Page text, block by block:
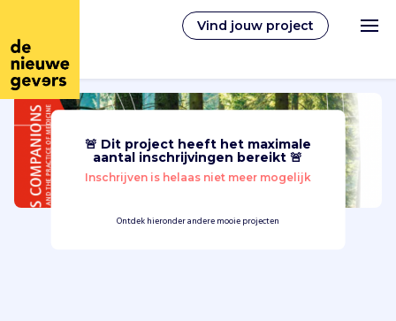
Vind jouw project
Nederlands
Vrijwilligerswerk
🚨 Dit project heeft het maximale
aantal inschrijvingen bereikt 🚨
Inschrijven is helaas niet meer mogelijk
Ontdek hieronder andere mooie projecten